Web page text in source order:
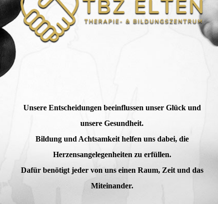
Unsere Entscheidungen beeinflussen unser Glück und
unsere Gesundheit.
Bildung und Achtsamkeit helfen uns dabei, die
Herzensangelegenheiten zu erfüllen.
Dafür benötigt jeder von uns einen Raum, Zeit und das
Miteinander.